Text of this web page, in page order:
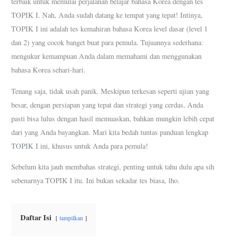
b
o
k
t
s
A
p
e
s
t
g
m
TOPIK I. Nah, Anda sudah datang ke tempat yang tepat! Intinya,
TOPIK I ini adalah tes kemahiran bahasa Korea level dasar (level 1
dan 2) yang cocok banget buat para pemula. Tujuannya sederhana:
mengukur kemampuan Anda dalam memahami dan menggunakan
bahasa Korea sehari-hari.
Tenang saja, tidak usah panik. Meskipun terkesan seperti ujian yang
besar, dengan persiapan yang tepat dan strategi yang cerdas, Anda
pasti bisa lulus dengan hasil memuaskan, bahkan mungkin lebih cepat
dari yang Anda bayangkan. Mari kita bedah tuntas panduan lengkap
TOPIK I ini, khusus untuk Anda para pemula!
Sebelum kita jauh membahas strategi, penting untuk tahu dulu apa sih
sebenarnya TOPIK I itu. Ini bukan sekadar tes biasa, lho.
Daftar Isi tampilkan